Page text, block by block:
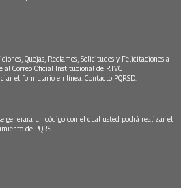
Quejas, Reclamos, Solicitudes y Felicitaciones a
Correo Oficial Institucional de RTVC
el formulario en línea: Contacto PQRSD.
generará un código con el cual usted podrá realizar el
de PQRS